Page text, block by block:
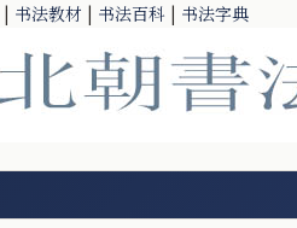
| 书法教材 | 书法百科 | 书法字典